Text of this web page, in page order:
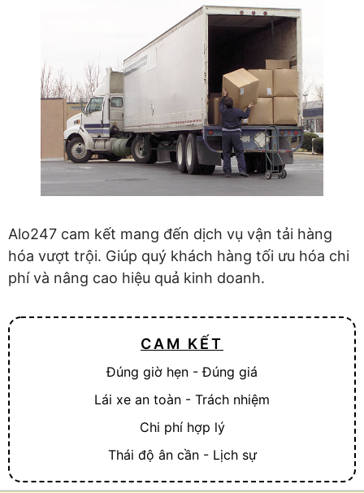
Alo247 cam kết mang đến dịch vụ vận tải hàng
hóa vượt trội. Giúp quý khách hàng tối ưu hóa chi
phí và nâng cao hiệu quả kinh doanh.
CAM KẾT
Đúng giờ hẹn - Đúng giá
Lái xe an toàn - Trách nhiệm
Chi phí hợp lý
Thái độ ân cần - Lịch sự